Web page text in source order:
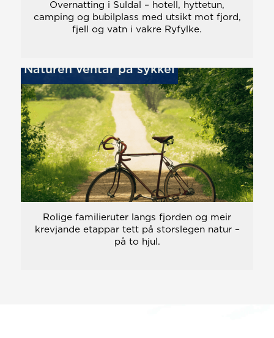
Overnatting i Suldal – hotell, hyttetun,
camping og bubilplass med utsikt mot fjord,
fjell og vatn i vakre Ryfylke.
Naturen ventar på sykkel
Rolige familieruter langs fjorden og meir
krevjande etappar tett på storslegen natur –
på to hjul.